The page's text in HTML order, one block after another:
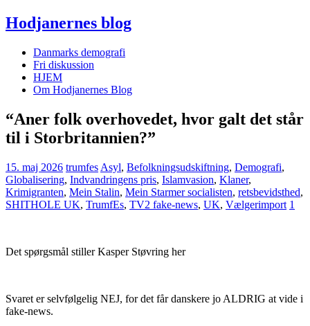
Hodjanernes blog
Danmarks demografi
Fri diskussion
HJEM
Om Hodjanernes Blog
“Aner folk overhovedet, hvor galt det står
til i Storbritannien?”
15. maj 2026 trumfes Asyl, Befolkningsudskiftning, Demografi,
Globalisering, Indvandringens pris, Islamvasion, Klaner,
Krimigranten, Mein Stalin, Mein Starmer socialisten, retsbevidsthed,
SHITHOLE UK, TrumfEs, TV2 fake-news, UK, Vælgerimport 1
Det spørgsmål stiller Kasper Støvring her
Svaret er selvfølgelig NEJ, for det får danskere jo ALDRIG at vide i
fake-news.